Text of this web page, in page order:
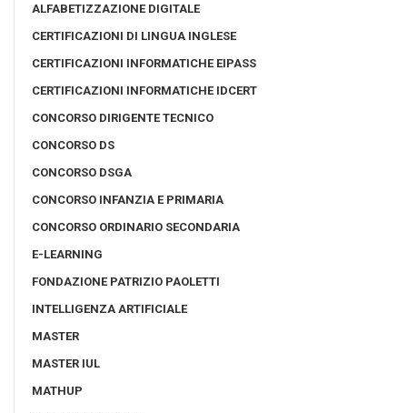
ALFABETIZZAZIONE DIGITALE
CERTIFICAZIONI DI LINGUA INGLESE
CERTIFICAZIONI INFORMATICHE EIPASS
CERTIFICAZIONI INFORMATICHE IDCERT
CONCORSO DIRIGENTE TECNICO
CONCORSO DS
CONCORSO DSGA
CONCORSO INFANZIA E PRIMARIA
CONCORSO ORDINARIO SECONDARIA
E-LEARNING
FONDAZIONE PATRIZIO PAOLETTI
INTELLIGENZA ARTIFICIALE
MASTER
MASTER IUL
MATHUP